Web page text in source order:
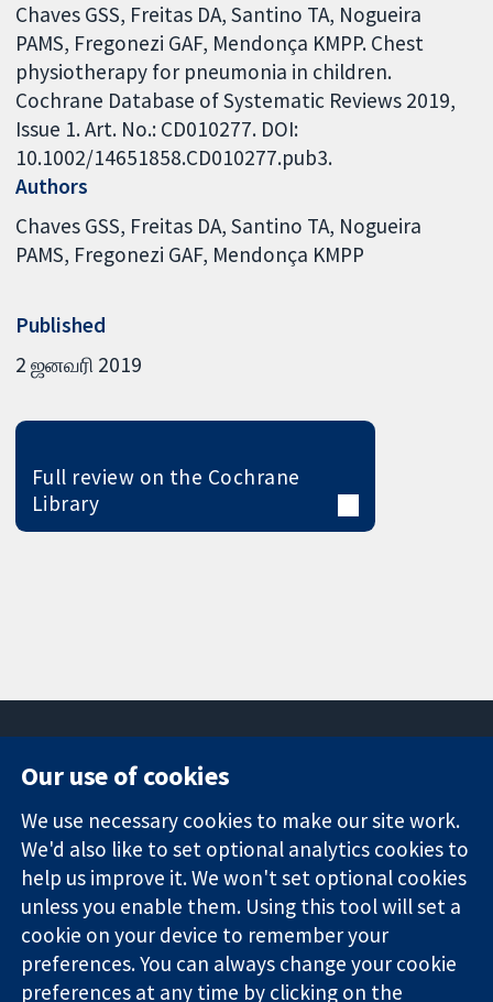
Chaves GSS, Freitas DA, Santino TA, Nogueira
PAMS, Fregonezi GAF, Mendonça KMPP. Chest
physiotherapy for pneumonia in children.
Cochrane Database of Systematic Reviews 2019,
Issue 1. Art. No.: CD010277. DOI:
10.1002/14651858.CD010277.pub3.
Authors
Chaves GSS Freitas DA Santino TA Nogueira
PAMS Fregonezi GAF Mendonça KMPP
Published
2 ஜனவரி 2019
Full review on the Cochrane
Library
Trusted
evidence.
Informed
decisions.
Better health.
Square
London
W1G 0AN
ஐக்கிய
இராச்சியம்
News
Press office
About us
Jobs
Cochrane
Library
Our use of cookies
We use necessary cookies to make our site work.
We'd also like to set optional analytics cookies to
help us improve it. We won't set optional cookies
unless you enable them. Using this tool will set a
cookie on your device to remember your
preferences. You can always change your cookie
preferences at any time by clicking on the